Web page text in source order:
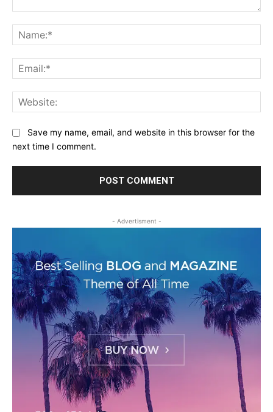
Save my name, email, and website in this browser for the
next time I comment.
- Advertisment -